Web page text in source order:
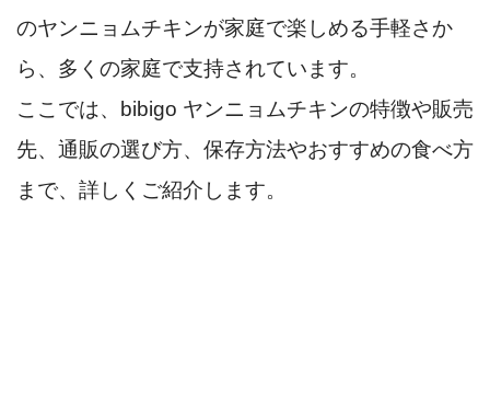
のヤンニョムチキンが家庭で楽しめる手軽さか
ら、多くの家庭で支持されています。
ここでは、bibigo ヤンニョムチキンの特徴や販売
先、通販の選び方、保存方法やおすすめの食べ方
まで、詳しくご紹介します。